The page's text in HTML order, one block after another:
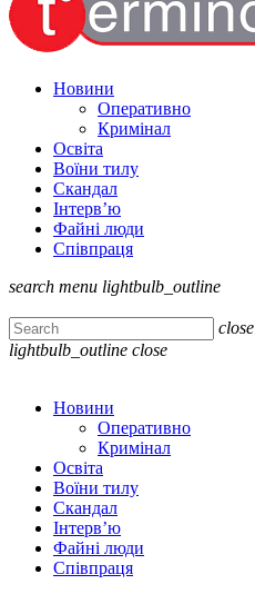
Новини
Оперативно
Кримінал
Освіта
Воїни тилу
Скандал
Інтерв’ю
Файні люди
Співпраця
search menu lightbulb_outline
close
lightbulb_outline close
Новини
Оперативно
Кримінал
Освіта
Воїни тилу
Скандал
Інтерв’ю
Файні люди
Співпраця